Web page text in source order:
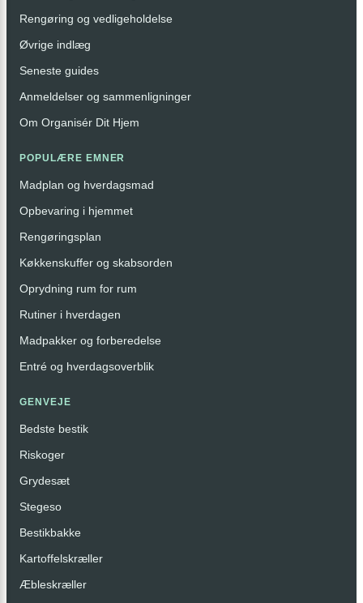
Rengøring og vedligeholdelse
Øvrige indlæg
Seneste guides
Anmeldelser og sammenligninger
Om Organisér Dit Hjem
POPULÆRE EMNER
Madplan og hverdagsmad
Opbevaring i hjemmet
Rengøringsplan
Køkkenskuffer og skabsorden
Oprydning rum for rum
Rutiner i hverdagen
Madpakker og forberedelse
Entré og hverdagsoverblik
GENVEJE
Bedste bestik
Riskoger
Grydesæt
Stegeso
Bestikbakke
Kartoffelskræller
Æbleskræller